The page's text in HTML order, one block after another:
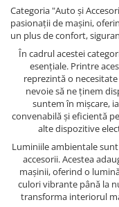
Categoria "Auto și
pasionații de mașini,
un plus de confort,
În cadrul acestei
esențiale. Printre
reprezintă o
nevoie să ne ținem
suntem în mișcare,
convenabilă și eficientă
alte dispozitive
Luminiile ambientale
accesorii. Acestea
mașinii, oferind o
culori vibrante până la
transforma interiorul